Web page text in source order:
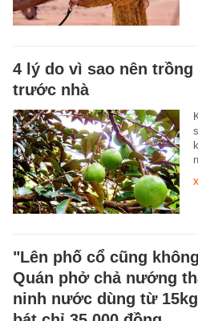
4 lý do vì sao nên
trước nhà
"Lên phố cổ cũng
Quán phở chả nướng
ninh nước dùng từ